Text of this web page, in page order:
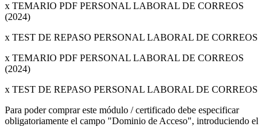
x TEMARIO PDF PERSONAL LABORAL DE CORREOS
(2024)
x TEST DE REPASO PERSONAL LABORAL DE CORREOS
x TEMARIO PDF PERSONAL LABORAL DE CORREOS
(2024)
x TEST DE REPASO PERSONAL LABORAL DE CORREOS
Para poder comprar este módulo / certificado debe especificar
obligatoriamente el campo "Dominio de Acceso", introduciendo el